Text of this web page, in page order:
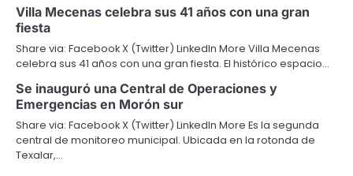
Villa Mecenas celebra sus 41 años con una gran
fiesta
Share via: Facebook X (Twitter) LinkedIn More Villa Mecenas
celebra sus 41 años con una gran fiesta. El histórico espacio…
Se inauguró una Central de Operaciones y
Emergencias en Morón sur
Share via: Facebook X (Twitter) LinkedIn More Es la segunda
central de monitoreo municipal. Ubicada en la rotonda de
Texalar,…